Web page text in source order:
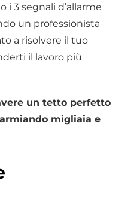
i 3 segnali d’allarme
un professionista
a risolvere il tuo
il lavoro più
un tetto perfetto
migliaia e